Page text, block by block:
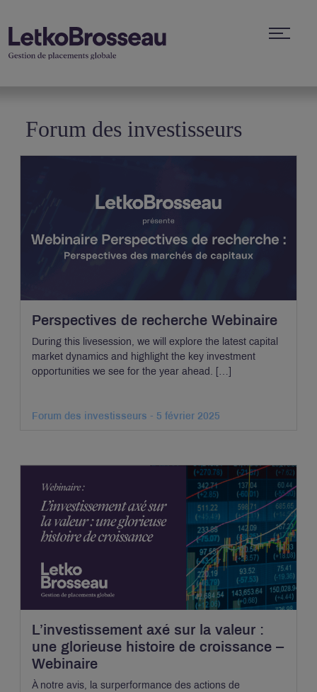
Forum des investisseurs
Perspectives de recherche Webinaire
During this livesession, we will explore the latest capital
market dynamics and highlight the key investment
opportunities we see for the year ahead. […]
Forum des investisseurs - 5 février 2025
L’investissement axé sur la valeur :
une glorieuse histoire de croissance –
Webinaire
À notre avis, la surperformance des actions de